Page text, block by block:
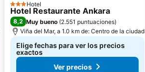
3 Estrellas
Hotel
Hotel Restaurante Ankara
8,2 Muy bueno (2.551 puntuaciones)
Viña del Mar, a 1.0 km de: Centro de la ciudad
Elige fechas para ver los precios
exactos
Ver precios